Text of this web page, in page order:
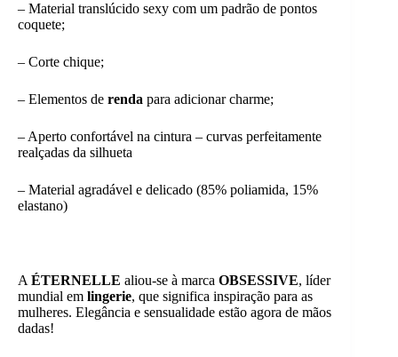
– Material translúcido sexy com um padrão de pontos
coquete;
– Corte chique;
– Elementos de renda para adicionar charme;
– Aperto confortável na cintura – curvas perfeitamente
realçadas da silhueta
– Material agradável e delicado (85% poliamida, 15%
elastano)
A ÉTERNELLE aliou-se à marca OBSESSIVE, líder
mundial em lingerie, que significa inspiração para as
mulheres. Elegância e sensualidade estão agora de mãos
dadas!